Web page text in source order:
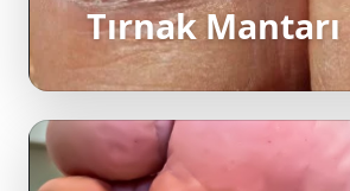
Tırnak Mantarı